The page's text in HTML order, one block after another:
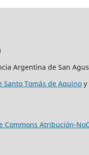
Argentina de San
Tomás de Aquino y
Commons Atribución-